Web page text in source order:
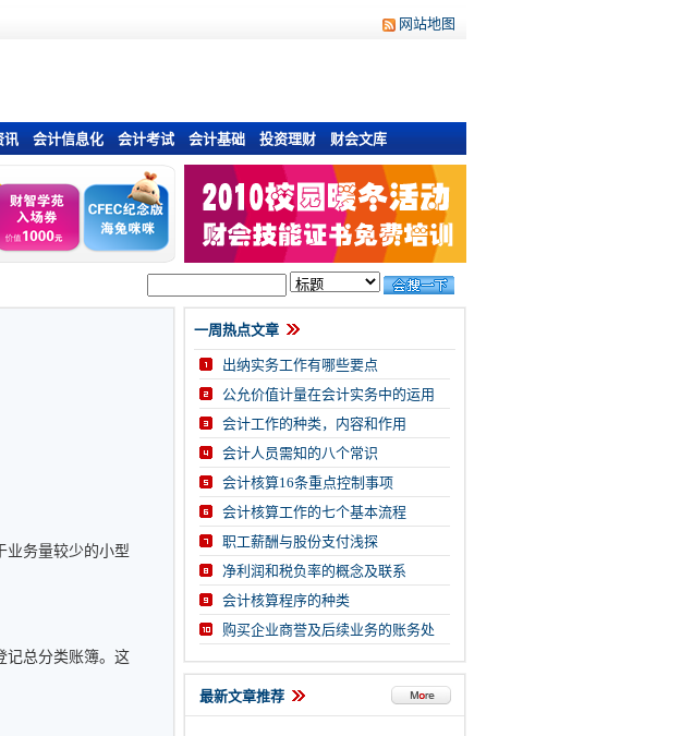
网站地图
讯 会计信息化 会计考试 会计基础 投资理财 财会文库
务量较少的小型
总分类账簿。这
一周热点文章
出纳实务工作有哪些要点
公允价值计量在会计实务中的运用
会计工作的种类，内容和作用
会计人员需知的八个常识
会计核算16条重点控制事项
会计核算工作的七个基本流程
职工薪酬与股份支付浅探
净利润和税负率的概念及联系
会计核算程序的种类
购买企业商誉及后续业务的账务处
最新文章推荐